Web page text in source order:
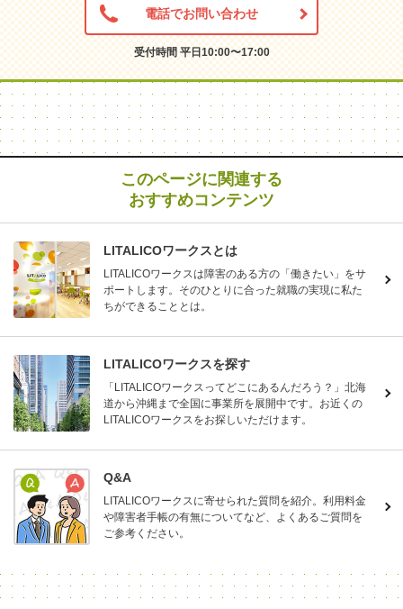
電話でお問い合わせ
受付時間 平日10:00〜17:00
このページに関連する
おすすめコンテンツ
LITALICOワークスとは
LITALICOワークスは障害のある方の「働きたい」をサ
ポートします。そのひとりに合った就職の実現に私た
ちができることとは。
LITALICOワークスを探す
「LITALICOワークスってどこにあるんだろう？」北海
道から沖縄まで全国に事業所を展開中です。お近くの
LITALICOワークスをお探しいただけます。
Q&A
LITALICOワークスに寄せられた質問を紹介。利用料金
や障害者手帳の有無についてなど、よくあるご質問を
ご参考ください。